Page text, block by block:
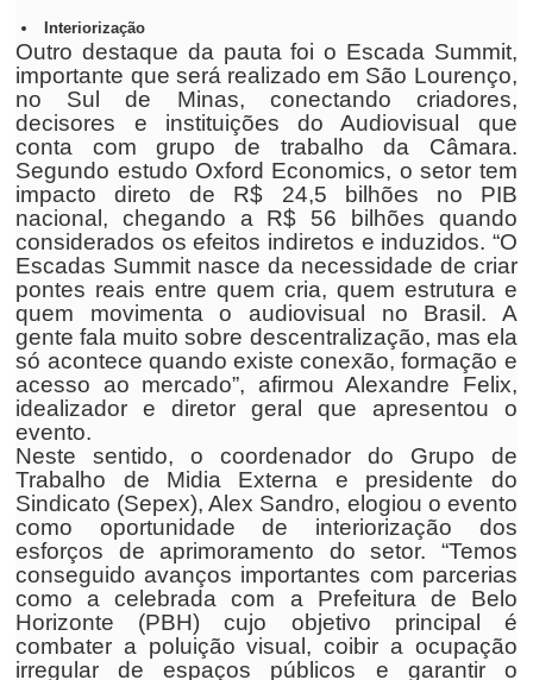
Interiorização
Outro destaque da pauta foi o Escada Summit,
importante que será realizado em São Lourenço,
no Sul de Minas, conectando criadores,
decisores e instituições do Audiovisual que
conta com grupo de trabalho da Câmara.
Segundo estudo Oxford Economics, o setor tem
impacto direto de R$ 24,5 bilhões no PIB
nacional, chegando a R$ 56 bilhões quando
considerados os efeitos indiretos e induzidos. “O
Escadas Summit nasce da necessidade de criar
pontes reais entre quem cria, quem estrutura e
quem movimenta o audiovisual no Brasil. A
gente fala muito sobre descentralização, mas ela
só acontece quando existe conexão, formação e
acesso ao mercado”, afirmou Alexandre Felix,
idealizador e diretor geral que apresentou o
evento.
Neste sentido, o coordenador do Grupo de
Trabalho de Midia Externa e presidente do
Sindicato (Sepex), Alex Sandro, elogiou o evento
como oportunidade de interiorização dos
esforços de aprimoramento do setor. “Temos
conseguido avanços importantes com parcerias
como a celebrada com a Prefeitura de Belo
Horizonte (PBH) cujo objetivo principal é
combater a poluição visual, coibir a ocupação
irregular de espaços públicos e garantir o